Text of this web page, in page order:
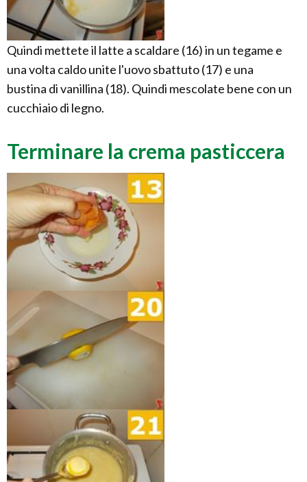
Quindi mettete il latte a scaldare (16) in un tegame e
una volta caldo unite l'uovo sbattuto (17) e una
bustina di vanillina (18). Quindi mescolate bene con un
cucchiaio di legno.
Terminare la crema pasticcera